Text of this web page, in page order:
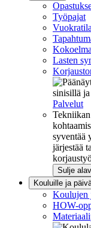
Työpajat
Lasten
Palvelut
syventää
järjestää
Sulje
Kouluille ja
Koulujen
HOW-